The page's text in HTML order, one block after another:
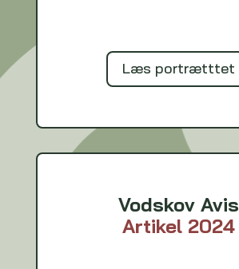
Læs portrætttet
Vodskov Avis
Artikel 2024